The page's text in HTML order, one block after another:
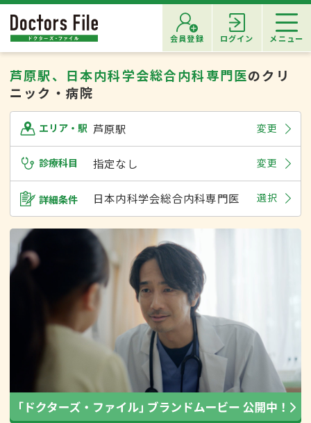
会員登録 ログイン メニュー
芦原駅、日本内科学会総合内科専門医のクリ
ニック・病院
エリア・駅 芦原駅 変更
診療科目 指定なし 変更
詳細条件 日本内科学会総合内科専門医 選択